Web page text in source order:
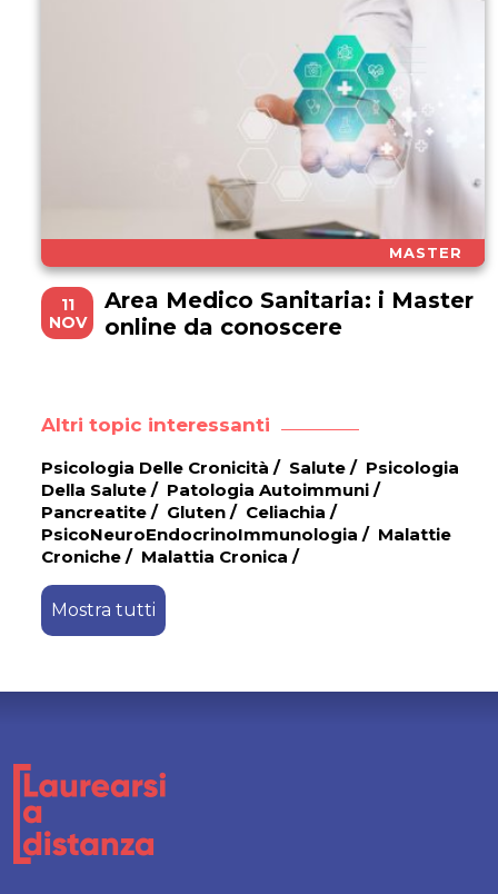
MASTER
11
NOV
Area Medico Sanitaria: i Master
online da conoscere
Altri topic interessanti
Psicologia Delle Cronicità / Salute / Psicologia
Della Salute / Patologia Autoimmuni /
Pancreatite / Gluten / Celiachia /
PsicoNeuroEndocrinoImmunologia / Malattie
Croniche / Malattia Cronica /
Mostra tutti